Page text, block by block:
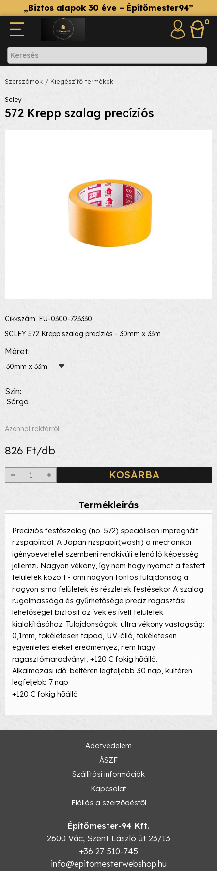
„Biztos alapok 30 éve – Építőmester94”
0
Szerszámok / Kiegészítő termékek
Scley
572 Krepp szalag precíziós
Cikkszám: EU-0300-723330
SCLEY 572 Krepp szalag precíziós - 30mm x 33m
Méret
30mm x 33m
Szín
Sárga
Azonnal raktárról
826 Ft/db
KOSÁRBA
Termékleírás
Precíziós festőszalag (no. 572) speciálisan impregnált
rizspapírból. A Japán rizspapír(washi) a mechanikai
igénybevétellel szembeni rendkívüli ellenálló képesség
jellemzi. Nagyon vékony, így nem hagy nyomot a festett
felületek között - ami nagyon fontos tulajdonság a
nagyon sima felületek és részletek festésekor. A szalag
rugalmassága és gyűrhetősége precíz ragasztási
lehetőséget biztosít az ívek és ívelt felületek
kialakításához. Tulajdonságok: ultra vékony vastagság:
0,1mm, tökéletesen tapad, UV-álló, tökéletesen
egyenletes éleket eredményez, nem hagy
ragasztómaradványt, +120 C fokig hőálló.
Alkalmazási idő: beltéren legfeljebb 30 nap, kültéren
legfeljebb 7 nap
+120 C fokig hőálló
Adatvédelem
ÁSZF
Szállítási információk
Kapcsolat
Elállás a szerződéstől
Építőmester-94 Kft.
2600 Vác, Szent László út 23/13
+36 27 510-745
info@epitomesterwebshop.hu